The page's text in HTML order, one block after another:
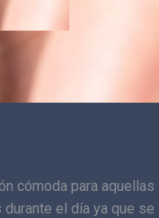
cómoda para aquellas
el día ya que se